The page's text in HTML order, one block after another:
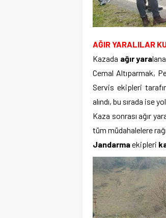
AĞIR YARALILAR
Kazada ağır yara
Cemal Altıparmak,
Servis ekipleri
alındı, bu sırada ise
Kaza sonrası ağır
tüm müdahalelere
Jandarmaekipleri